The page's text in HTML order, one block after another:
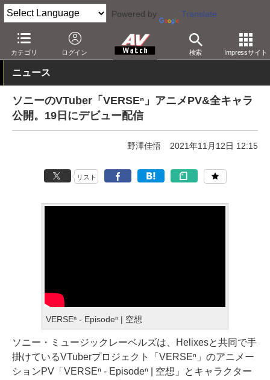
Powered by Translate
カテゴリ ログイン 検索 Impressサイト
AV Watch コンテンツ・サービス 映像配信 YouTube
ニュース
ソニーのVTuber「VERSEⁿ」アニメPV&全キャラ
公開。19日にデビュー配信
野澤佳悟 2021年11月12日 12:15
リスト
VERSEⁿ - Episodeⁿ | 空想
ソニー・ミュージックレーベルズは、Helixesと共同で手
掛けているVTuberプロジェクト「VERSEⁿ」のアニメー
ションPV「VERSEⁿ - Episodeⁿ | 空想」とキャラクター